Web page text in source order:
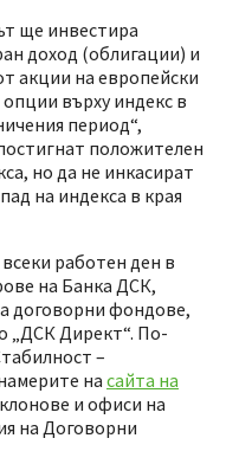
ще инвестира
доход (облигации) и
акции на европейски
върху индекс в
период“,
положителен
но да не инкасират
на индекса в края
работен ден в
на Банка ДСК,
договорни фондове,
„ДСК Директ“. По-
–
на сайта на
и офиси на
на Договорни